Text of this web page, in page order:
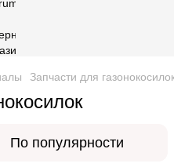
Запчасти для
По популярности